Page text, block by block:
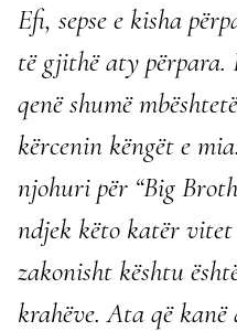
Efi, sepse e kisha
të gjithë aty përpara.
qenë shumë
kërcenin këngët e
njohuri për “Big
ndjek këto katër
zakonisht kështu
krahëve. Ata që